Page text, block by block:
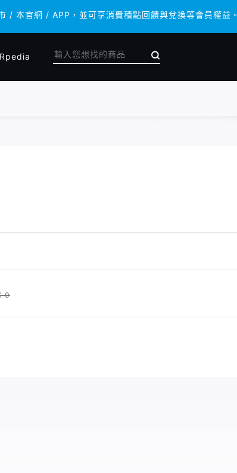
本官網 / APP，並可享消費積點回饋與兌換等會員權益。
本官網 / APP，並可享消費積點回饋與兌換等會員權益。
0